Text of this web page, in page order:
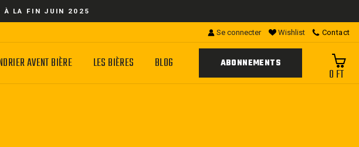
À LA FIN JUIN 2025
Se connecter Wishlist Contact
AVENT BIÈRE LES BIÈRES BLOG ABONNEMENTS
0 FT